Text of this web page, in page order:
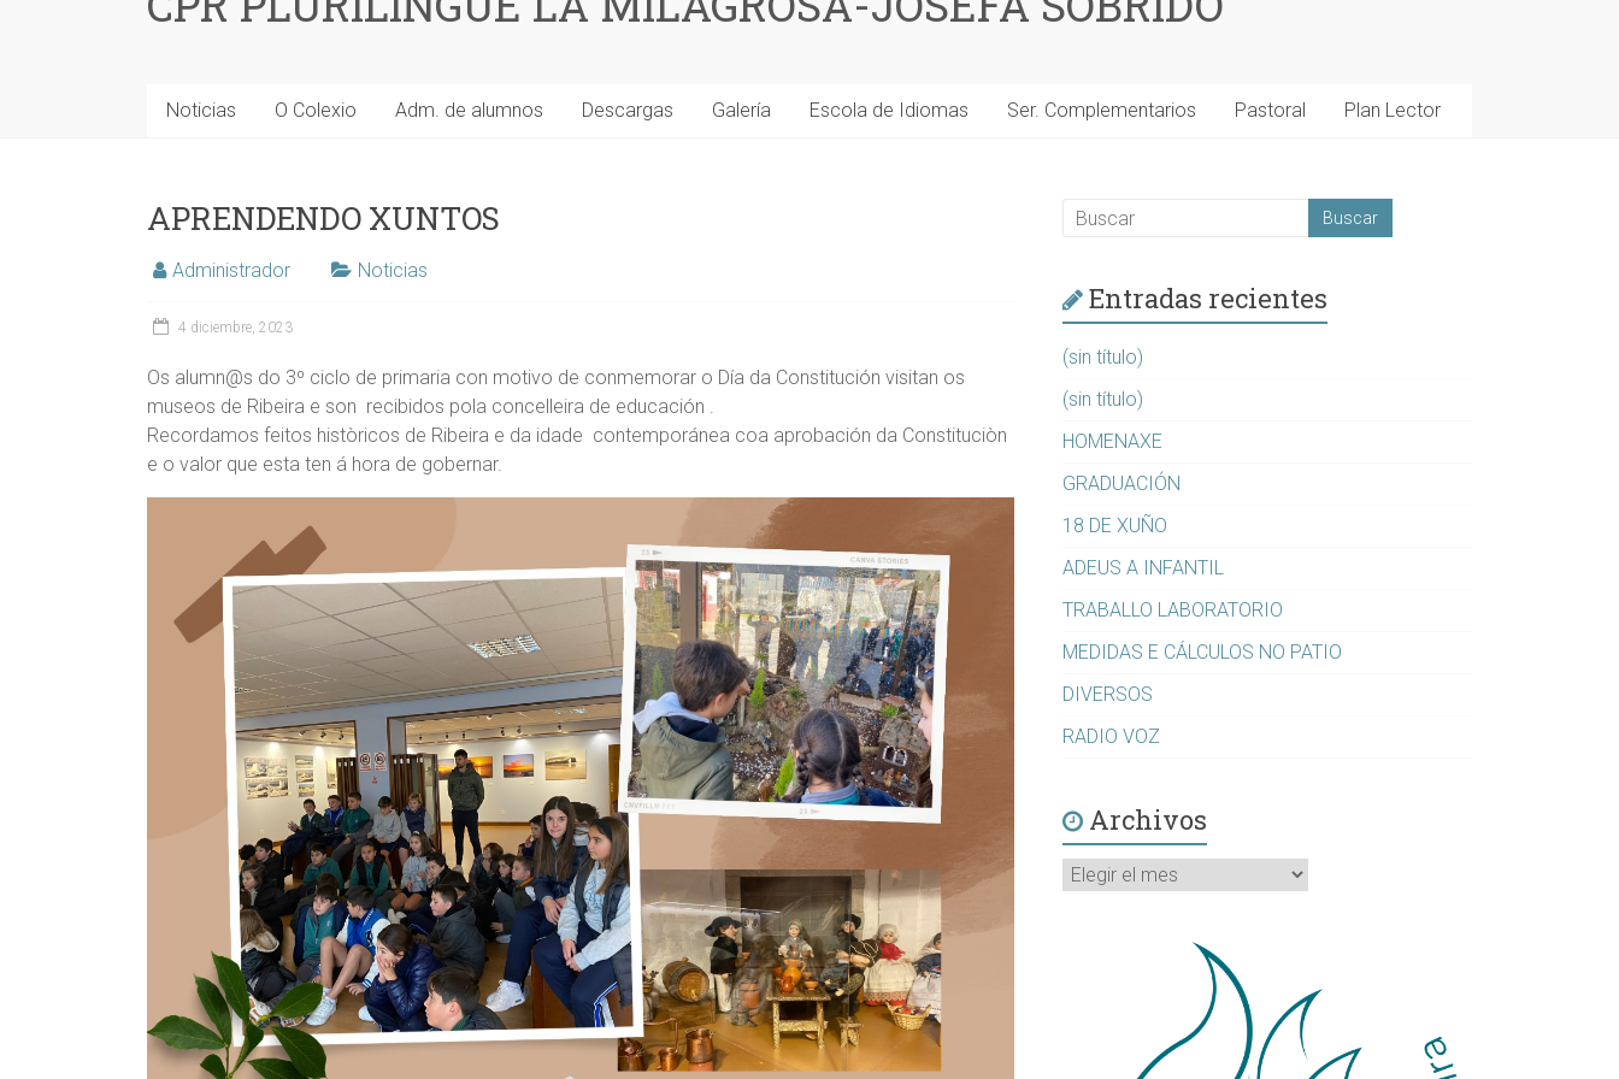
Noticias O Colexio Adm. de alumnos Descargas Galería Escola de Idiomas Ser. Complementarios Pastoral Plan Lector
APRENDENDO XUNTOS
Administrador Noticias
4 diciembre, 2023
Os alumn@s do 3º ciclo de primaria con motivo de conmemorar o Día da Constitución visitan os
museos de Ribeira e son recibidos pola concelleira de educación .
Recordamos feitos històricos de Ribeira e da idade contemporánea coa aprobación da Constituciòn
e o valor que esta ten á hora de gobernar.
Entradas recientes
(sin título)
(sin título)
HOMENAXE
GRADUACIÓN
18 DE XUÑO
ADEUS A INFANTIL
TRABALLO LABORATORIO
MEDIDAS E CÁLCULOS NO PATIO
DIVERSOS
RADIO VOZ
Archivos
Archivos